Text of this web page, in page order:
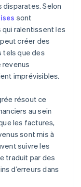
disparates. Selon
sont
ralentissent les
créer des
tels que des
imprévisibles.
résout ce
au sein
les factures,
sont mis à
suivre les
traduit par des
d’erreurs dans